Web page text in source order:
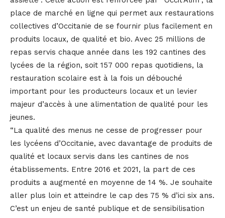
place de marché en ligne qui permet aux restaurations
collectives d’Occitanie de se fournir plus facilement en
produits locaux, de qualité et bio. Avec 25 millions de
repas servis chaque année dans les 192 cantines des
lycées de la région, soit 157 000 repas quotidiens, la
restauration scolaire est à la fois un débouché
important pour les producteurs locaux et un levier
majeur d’accès à une alimentation de qualité pour les
jeunes.
“La qualité des menus ne cesse de progresser pour
les lycéens d’Occitanie, avec davantage de produits de
qualité et locaux servis dans les cantines de nos
établissements. Entre 2016 et 2021, la part de ces
produits a augmenté en moyenne de 14 %. Je souhaite
aller plus loin et atteindre le cap des 75 % d’ici six ans.
C’est un enjeu de santé publique et de sensibilisation